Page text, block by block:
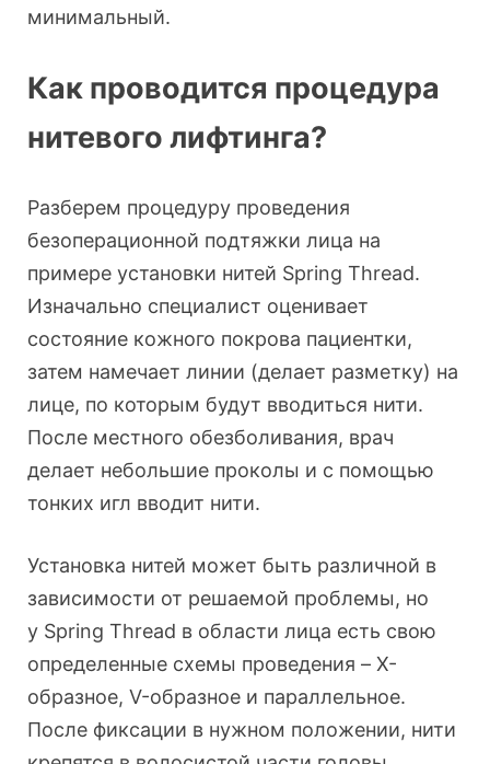
минимальный.
Как проводится процедура
нитевого лифтинга?
Разберем процедуру проведения
безоперационной подтяжки лица на
примере установки нитей Spring Thread.
Изначально специалист оценивает
состояние кожного покрова пациентки,
затем намечает линии (делает разметку) на
лице, по которым будут вводиться нити.
После местного обезболивания, врач
делает небольшие проколы и с помощью
тонких игл вводит нити.
Установка нитей может быть различной в
зависимости от решаемой проблемы, но
у Spring Thread в области лица есть свою
определенные схемы проведения – X-
образное, V-образное и параллельное.
После фиксации в нужном положении, нити